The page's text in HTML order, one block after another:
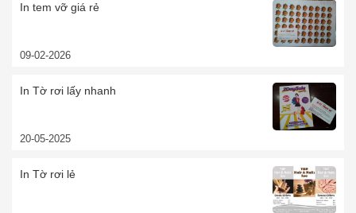
In tem vỡ giá rẻ
09-02-2026
In Tờ rơi lấy nhanh
20-05-2025
In Tờ rơi lẻ